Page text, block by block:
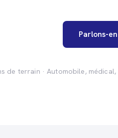
Parlons-
de terrain · Automobile,